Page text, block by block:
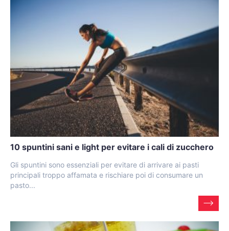
10 spuntini sani e light per evitare i cali di zucchero
Gli spuntini sono essenziali per evitare di arrivare ai pasti
principali troppo affamata e rischiare poi di consumare un
pasto...